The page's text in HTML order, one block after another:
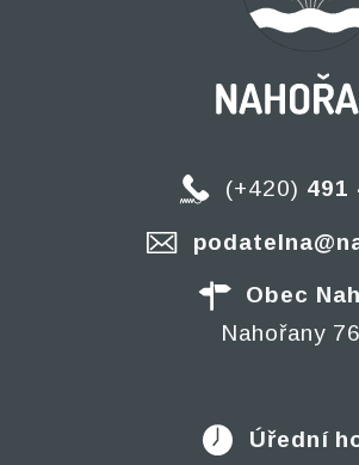
(+420) 491
Obec
Nahořany
Úřední